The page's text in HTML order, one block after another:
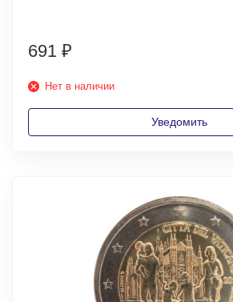
691 ₽
Нет в наличии
Уведомить